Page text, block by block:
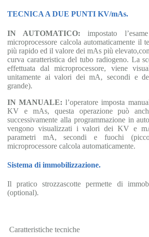
TECNICA A DUE PUNTI KV/mAs.
IN AUTOMATICO: impostato
microprocessore calcola automaticamente il
più rapido ed il valore dei mAs più
curva caratteristica del tubo radiogeno. La
effettuata dal microprocessore, viene
unitamente ai valori dei mA, secondi e
grande).
IN MANUALE: l’operatore imposta
KV e mAs, questa operazione può
successivamente alla programmazione in
vengono visualizzati i valori dei KV e
parametri mA, secondi e fuochi
microprocessore calcola automaticamente.
Sistema di immobilizzazione.
Il pratico strozzascotte permette di
(optional).
Caratteristiche tecniche